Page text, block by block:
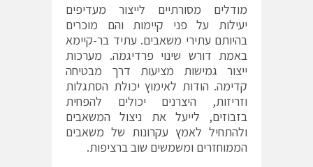
מודלים מסורתיים לייצור מעדיפים
יעילות על פני קיימות והם מוכרים
בהיותם עתירי משאבים. עתיד בר-קיימא
באמת דורש שינוי פרדיגמה. מערכות
ייצור גמישות מציעות דרך מבטיחה
קדימה. הודות לאימוץ יכולת הסתגלות
וזריזות, היצרנים יכולים להפחית
בזבוזים, לייעל את ניצול המשאבים
ולהתחיל לאמץ עקרונות של משאבים
הממוחזרים ומשמשים שוב ברציפות.